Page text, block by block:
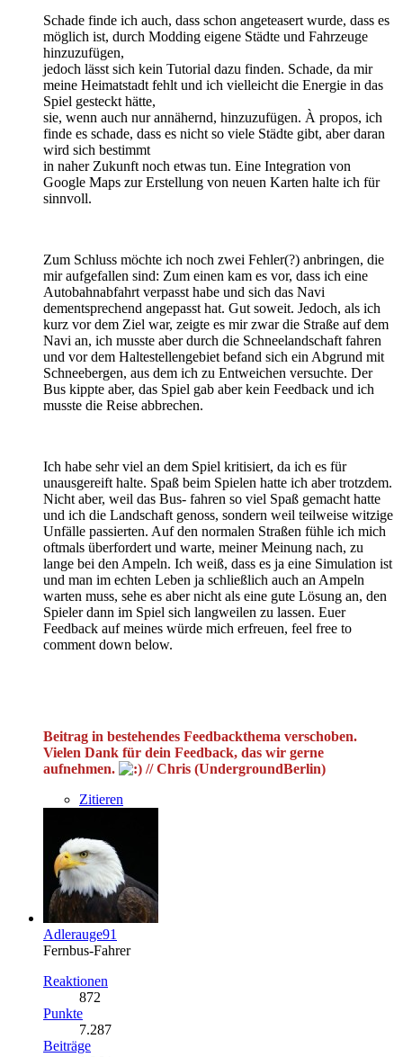
Schade finde ich auch, dass schon angeteasert wurde, dass es
möglich ist, durch Modding eigene Städte und Fahrzeuge
hinzuzufügen,
jedoch lässt sich kein Tutorial dazu finden. Schade, da mir
meine Heimatstadt fehlt und ich vielleicht die Energie in das
Spiel gesteckt hätte,
sie, wenn auch nur annähernd, hinzuzufügen. À propos, ich
finde es schade, dass es nicht so viele Städte gibt, aber daran
wird sich bestimmt
in naher Zukunft noch etwas tun. Eine Integration von
Google Maps zur Erstellung von neuen Karten halte ich für
sinnvoll.
Zum Schluss möchte ich noch zwei Fehler(?) anbringen, die
mir aufgefallen sind: Zum einen kam es vor, dass ich eine
Autobahnabfahrt verpasst habe und sich das Navi
dementsprechend angepasst hat. Gut soweit. Jedoch, als ich
kurz vor dem Ziel war, zeigte es mir zwar die Straße auf dem
Navi an, ich musste aber durch die Schneelandschaft fahren
und vor dem Haltestellengebiet befand sich ein Abgrund mit
Schneebergen, aus dem ich zu Entweichen versuchte. Der
Bus kippte aber, das Spiel gab aber kein Feedback und ich
musste die Reise abbrechen.
Ich habe sehr viel an dem Spiel kritisiert, da ich es für
unausgereift halte. Spaß beim Spielen hatte ich aber trotzdem.
Nicht aber, weil das Bus- fahren so viel Spaß gemacht hatte
und ich die Landschaft genoss, sondern weil teilweise witzige
Unfälle passierten. Auf den normalen Straßen fühle ich mich
oftmals überfordert und warte, meiner Meinung nach, zu
lange bei den Ampeln. Ich weiß, dass es ja eine Simulation ist
und man im echten Leben ja schließlich auch an Ampeln
warten muss, sehe es aber nicht als eine gute Lösung an, den
Spieler dann im Spiel sich langweilen zu lassen. Euer
Feedback auf meines würde mich erfreuen, feel free to
comment down below.
Beitrag in bestehendes Feedbackthema verschoben.
Vielen Dank für dein Feedback, das wir gerne
aufnehmen.
// Chris (UndergroundBerlin)
Zitieren
Adlerauge91
Fernbus-Fahrer
Reaktionen
872
Punkte
7.287
Beiträge